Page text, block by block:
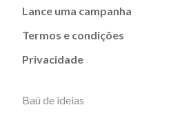
Lance uma campanha
Termos e condições
Privacidade
Baú de ideias